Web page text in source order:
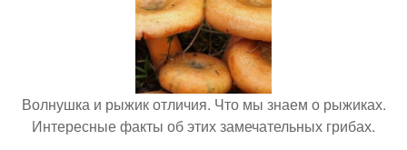
Волнушка и рыжик отличия. Что мы знаем о рыжиках.
Интересные факты об этих замечательных грибах.